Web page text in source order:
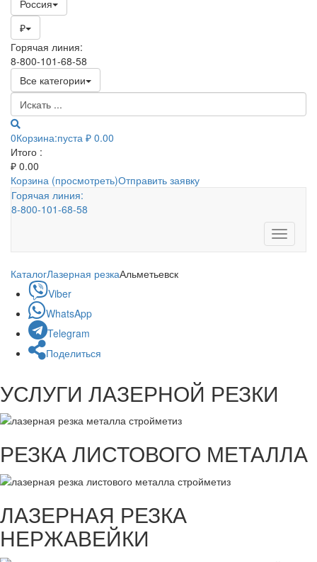
Россия
₽
Горячая линия:
8-800-101-68-58
Все категории
0Корзина:пуста ₽ 0.00
Итого :
₽ 0.00
Корзина (просмотреть)Отправить заявку
Горячая линия:
8-800-101-68-58
Toggle
КаталогЛазерная резкаАльметьевск
Viber
WhatsApp
Telegram
Поделиться
УСЛУГИ ЛАЗЕРНОЙ РЕЗКИ
РЕЗКА ЛИСТОВОГО МЕТАЛЛА
ЛАЗЕРНАЯ РЕЗКА
НЕРЖАВЕЙКИ